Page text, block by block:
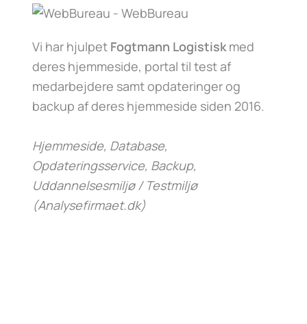
Vi har hjulpet Fogtmann Logistiskmed
deres hjemmeside, portal til test af
medarbejdere samt opdateringer og
backup af deres hjemmeside siden 2016.
Hjemmeside, Database,
Opdateringsservice, Backup,
Uddannelsesmiljø / Testmiljø
(Analysefirmaet.dk)